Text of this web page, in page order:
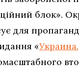
блок».
для
«